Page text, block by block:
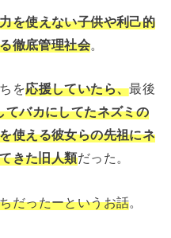
を使えない子供や利己的
徹底管理社会。
を応援していたら、最後
てバカにしてたネズミの
使える彼女らの先祖にネ
きた旧人類だった。
だったーというお話。